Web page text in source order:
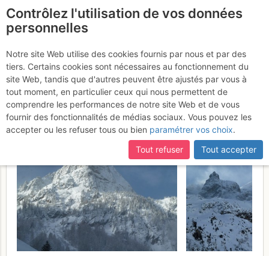
Buet : Versant SE (voie
normale hiver)
Dimanche 5 mars
2017
Contrôlez l'utilisation de vos données
personnelles
Notre site Web utilise des cookies fournis par nous et par des
tiers. Certains cookies sont nécessaires au fonctionnement du
site Web, tandis que d'autres peuvent être ajustés par vous à
tout moment, en particulier ceux qui nous permettent de
comprendre les performances de notre site Web et de vous
fournir des fonctionnalités de médias sociaux. Vous pouvez les
accepter ou les refuser tous ou bien paramétrer vos choix.
Tout refuser
Tout accepter